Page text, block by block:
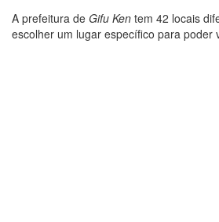
A prefeitura de Gifu Ken tem 42 locais
escolher um lugar específico para poder